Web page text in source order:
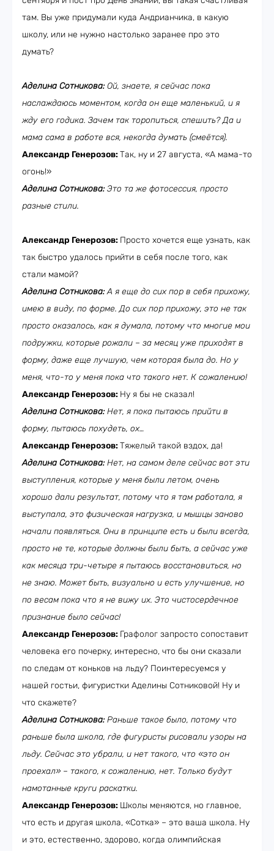
там. Вы уже придумали куда Андрианчика, в какую
школу, или не нужно настолько заранее про это
думать?
Аделина Сотникова:Ой, знаете, я сейчас пока
наслаждаюсь моментом, когда он еще маленький, и я
жду его годика. Зачем так торопиться, спешить? Да и
мама сама в работе вся, некогда думать (смеётся).
Александр Генерозов:Так, ну и 27 августа, «А мама-то
огонь!»
Аделина Сотникова:Это та же фотосессия, просто
разные стили.
Александр Генерозов: Просто хочется еще узнать, как
так быстро удалось прийти в себя после того, как
стали мамой?
Аделина Сотникова:А я еще до сих пор в себя прихожу,
имею в виду, по форме. До сих пор прихожу, это не так
просто оказалось, как я думала, потому что многие мои
подружки, которые рожали – за месяц уже приходят в
форму, даже еще лучшую, чем которая была до. Но у
меня, что-то у меня пока что такого нет. К сожалению!
Александр Генерозов: Ну я бы не сказал!
Аделина Сотникова:Нет, я пока пытаюсь прийти в
форму, пытаюсь похудеть, ох…
Александр Генерозов:Тяжелый такой вздох, да!
Аделина Сотникова:Нет, на самом деле сейчас вот эти
выступления, которые у меня были летом, очень
хорошо дали результат, потому что я там работала, я
выступала, это физическая нагрузка, и мышцы заново
начали появляться. Они в принципе есть и были всегда,
просто не те, которые должны были быть, а сейчас уже
как месяца три-четыре я пытаюсь восстановиться, но
не знаю. Может быть, визуально и есть улучшение, но
по весам пока что я не вижу их. Это чистосердечное
признание было сейчас!
Александр Генерозов: Графолог запросто сопоставит
человека его почерку, интересно, что бы они сказали
по следам от коньков на льду? Поинтересуемся у
нашей гостьи, фигуристки Аделины Сотниковой! Ну и
что скажете?
Аделина Сотникова:Раньше такое было, потому что
раньше была школа, где фигуристы рисовали узоры на
льду. Сейчас это убрали, и нет такого, что «это он
проехал» – такого, к сожалению, нет. Только будут
намотанные круги раскатки.
Александр Генерозов: Школы меняются, но главное,
что есть и другая школа, «Сотка» – это ваша школа. Ну
и это, естественно, здорово, когда олимпийская